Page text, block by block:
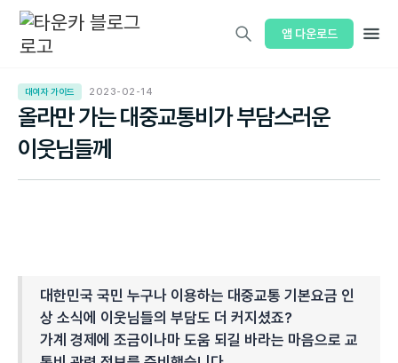
앱 다운로드
대여자 가이드 2023-02-14
올라만 가는 대중교통비가 부담스러운
이웃님들께
대한민국 국민 누구나 이용하는 대중교통 기본요금 인
상 소식에 이웃님들의 부담도 더 커지셨죠?
가계 경제에 조금이나마 도움 되길 바라는 마음으로 교